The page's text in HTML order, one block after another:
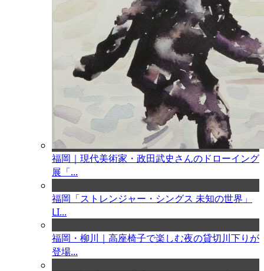
福岡｜現代美術家・政田武史さんのドローイング
展「...
福岡「ストレンジャー・シングス 未知の世界」
LI...
福岡・柳川｜高座椅子で楽しむ夜の貸切川下りが
登場...